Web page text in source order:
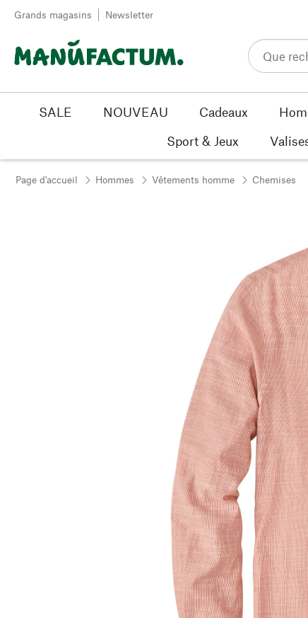
Passer au contenu
Grands magasins Newsletter
SALE NOUVEAU Cadeaux
Sport & Jeux
Page d'accueil Hommes Vêtements homme Chemises